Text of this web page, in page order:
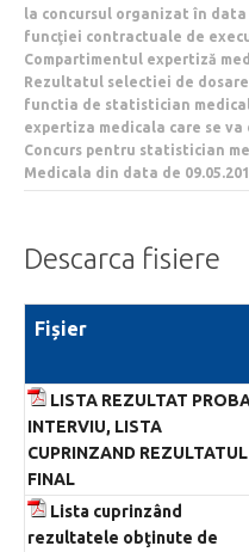
la concursul organizat în data
funcţiei contractuale de
Compartimentul expertiză
Rezultatul selectiei de
functia de statistician
expertiza medicala care se va
Concurs pentru statistician
Medicala din data de
Descarca fisiere
Fișier
LISTA REZULTAT
INTERVIU, LISTA
CUPRINZAND REZULTATUL
FINAL
Lista cuprinzând
rezultatele obţinute de